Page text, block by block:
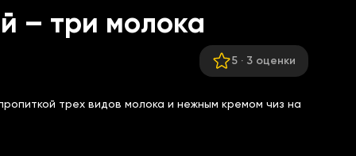
– три молока
5· 3 оценки
трех видов молока и нежным кремом чиз на